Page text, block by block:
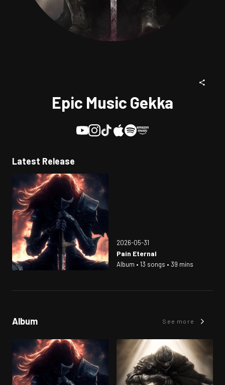
Epic Music Gekka
Latest Release
2026-05-31
Pain Eternal
Album • 13 songs • 39 mins
Album See more